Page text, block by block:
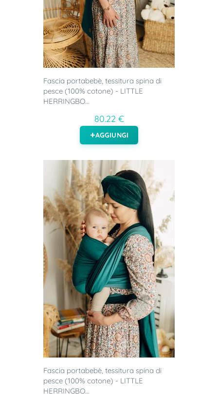
Fascia portabebè, tessitura spina di
pesce (100% cotone) - LITTLE
HERRINGBO...
80.22 €
AGGIUNGI
Fascia portabebè, tessitura spina di
pesce (100% cotone) - LITTLE
HERRINGBO...